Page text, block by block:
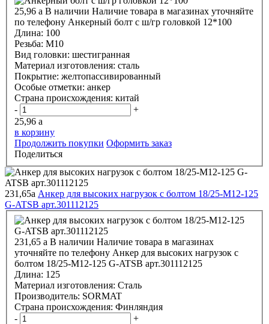
25,96 a В наличии Наличие товара в магазинах уточняйте
по телефону Анкерный болт с ш/гр головкой 12*100
Длина: 100
Резьба: М10
Вид головки: шестигранная
Материал изготовления: сталь
Покрытие: желтопассивированный
Особые отметки: анкер
Страна происхождения: китай
-
+
25,96 a
в корзину
Продолжить покупки Оформить заказ
Поделиться
231,65a Анкер для высоких нагрузок с болтом 18/25-М12-125
G-ATSВ арт.301112125
231,65 a В наличии Наличие товара в магазинах
уточняйте по телефону Анкер для высоких нагрузок с
болтом 18/25-М12-125 G-ATSВ арт.301112125
Длина: 125
Материал изготовления: Сталь
Производитель: SORMAT
Страна происхождения: Финляндия
-
+